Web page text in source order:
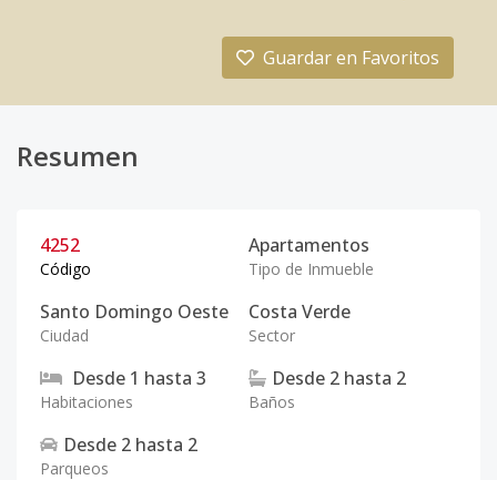
Guardar en Favoritos
Resumen
4252
Código
Apartamentos
Tipo de Inmueble
Santo Domingo Oeste
Ciudad
Costa Verde
Sector
Desde 1 hasta 3
Habitaciones
Desde 2 hasta 2
Baños
Desde 2 hasta 2
Parqueos